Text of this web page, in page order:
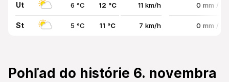
Ut 6 °C 12 °C 11 km/h 0 mm /
St 5 °C 11 °C 7 km/h 0 mm /
Pohľad do histórie 6. novembra